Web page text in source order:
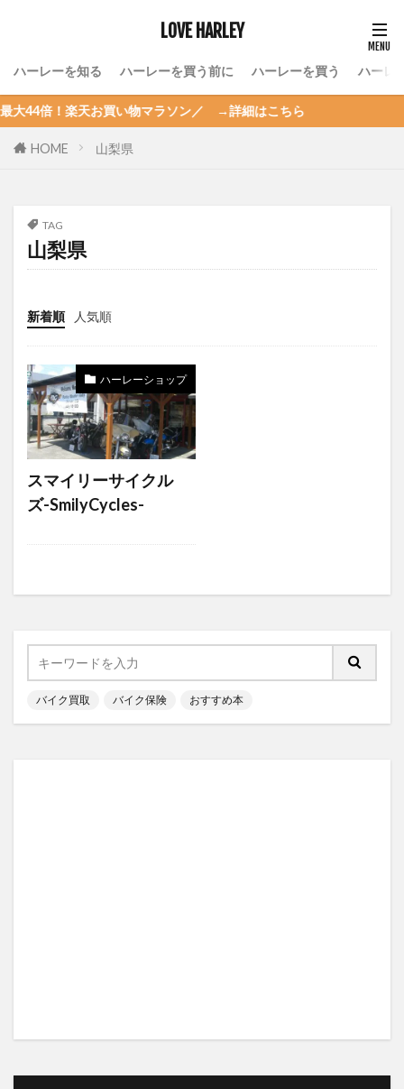
LOVE HARLEY
ハーレーを知る ハーレーを買う前に ハーレーを買う ハーレ
天お買い物マラソン／ →詳細はこちら
HOME 山梨県
TAG
山梨県
新着順 人気順
ハーレーショップ
スマイリーサイクル
ズ-SmilyCycles-
バイク買取 バイク保険 おすすめ本